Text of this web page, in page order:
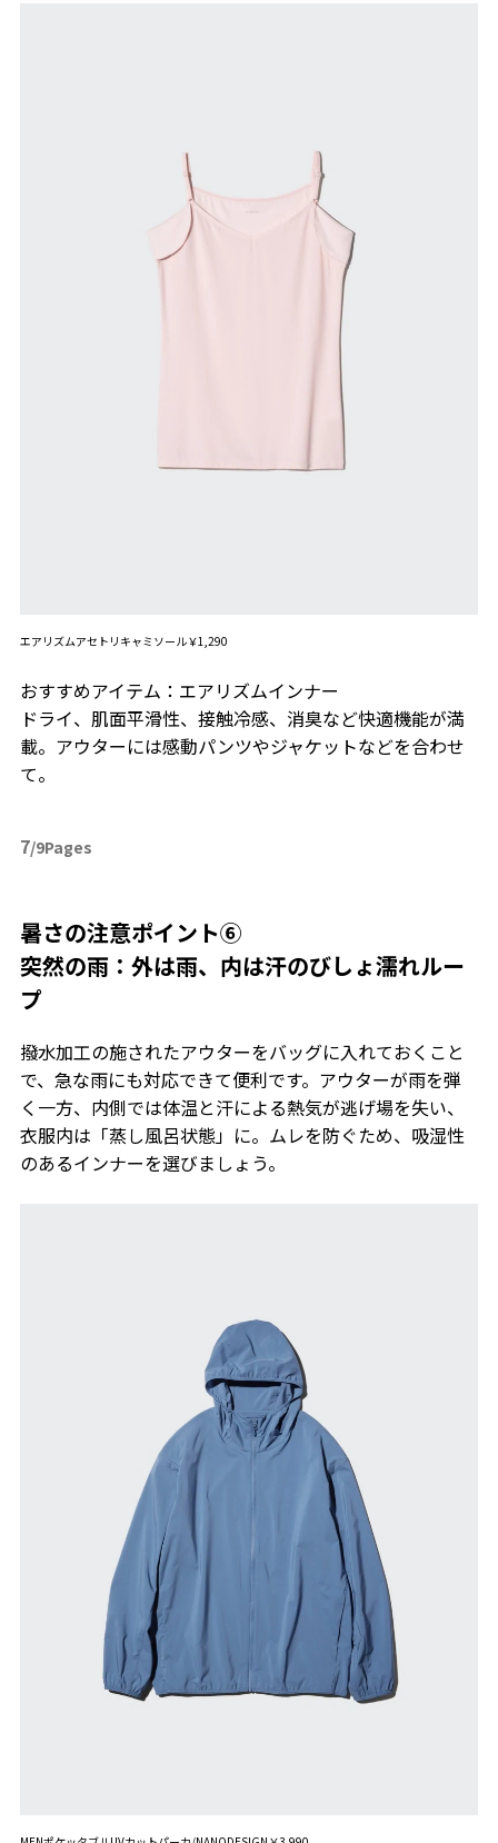
エアリズムアセトリキャミソール￥1,290
おすすめアイテム：エアリズムインナー
ドライ、肌面平滑性、接触冷感、消臭など快適機能が満
載。アウターには感動パンツやジャケットなどを合わせ
て。
7/9Pages
暑さの注意ポイント⑥
突然の雨：外は雨、内は汗のびしょ濡れルー
プ
撥水加工の施されたアウターをバッグに入れておくこと
で、急な雨にも対応できて便利です。アウターが雨を弾
く一方、内側では体温と汗による熱気が逃げ場を失い、
衣服内は「蒸し風呂状態」に。ムレを防ぐため、吸湿性
のあるインナーを選びましょう。